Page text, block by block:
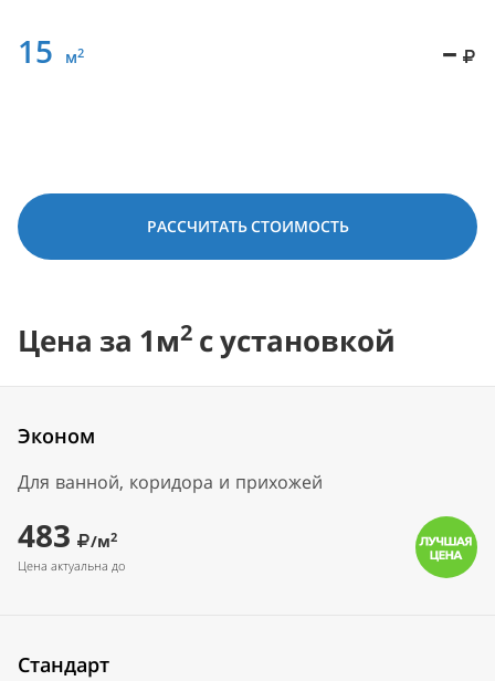
15 м2 –
РАССЧИТАТЬ СТОИМОСТЬ
Цена за 1м2 с установкой
Эконом
Для ванной, коридора и прихожей
483 /м2
Цена актуальна до
Стандарт